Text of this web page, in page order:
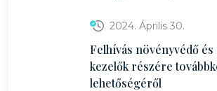
2024. Április 30.
Felhívás növényvédő
kezelők részére
lehetőségéről